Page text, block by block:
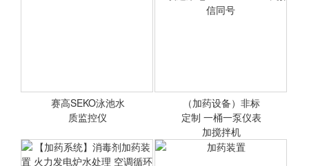
<查看详情> <查看详情>
赛高SEKO泳池水
质监控仪
（加药设备）非标
定制 一桶一泵仪表
加搅拌机